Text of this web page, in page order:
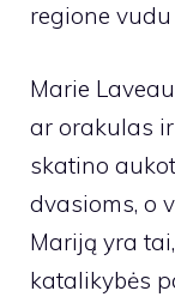
regione
Marie
ar orakulas
skatino
dvasioms, o
Mariją yra
katalikybės